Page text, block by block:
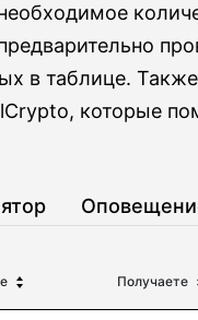
в таблице.
которые
Получаете